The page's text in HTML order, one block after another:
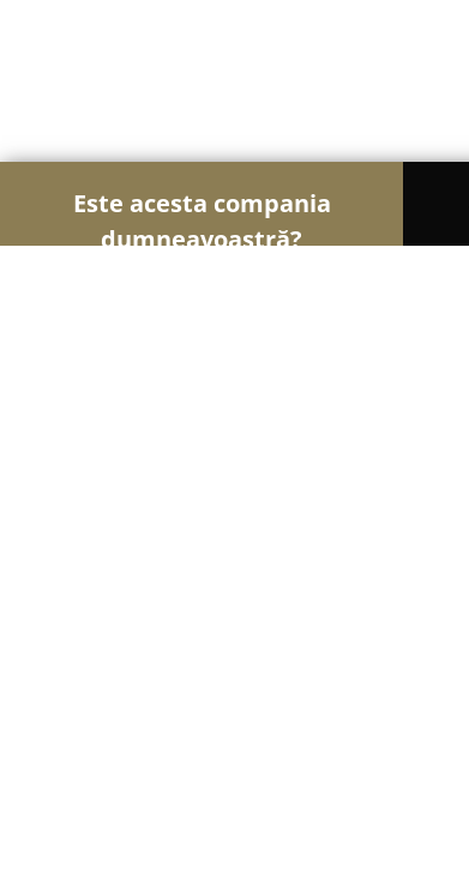
Este acesta compania
dumneavoastră?